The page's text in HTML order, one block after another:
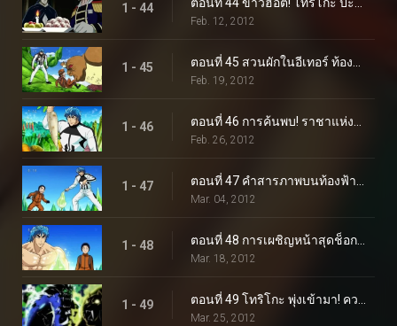
1 - 44
Feb. 12, 2012
1 - 45
Feb. 19, 2012
1 - 46
Feb. 26, 2012
1 - 47
Mar. 04, 2012
1 - 48
Mar. 18, 2012
1 - 49
Mar. 25, 2012